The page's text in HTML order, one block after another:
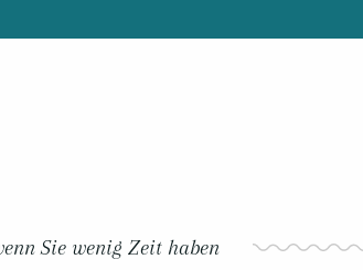
Sie wenig Zeit haben